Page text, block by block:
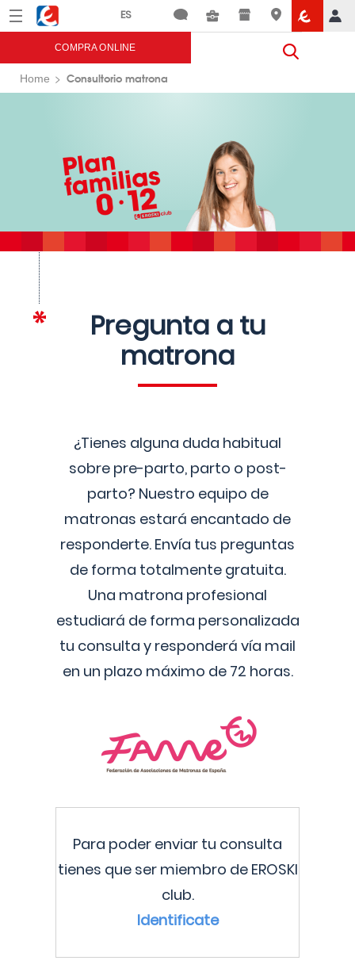
Menú Eroski
COMPRA ONLINE
Home Consultorio matrona
Pregunta a tu
matrona
¿Tienes alguna duda habitual
sobre pre-parto, parto o post-
parto? Nuestro equipo de
matronas estará encantado de
responderte. Envía tus preguntas
de forma totalmente gratuita.
Una matrona profesional
estudiará de forma personalizada
tu consulta y responderá vía mail
en un plazo máximo de 72 horas.
Para poder enviar tu consulta
tienes que ser miembro de EROSKI
club.
Identificate